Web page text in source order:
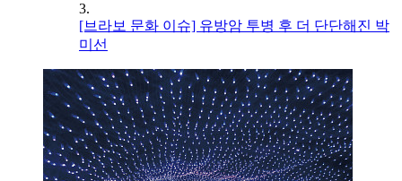
3.
[브라보 문화 이슈] 유방암 투병 후 더 단단해진 박
미선